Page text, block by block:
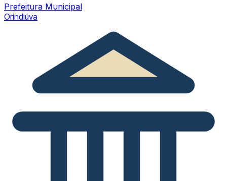
Prefeitura Municipal
Orindiúva